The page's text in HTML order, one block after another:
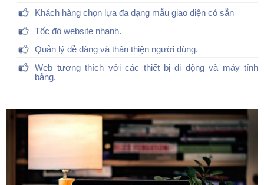
Khách hàng chọn lựa đa dạng mẫu giao diện có sẵn
Tốc độ website nhanh.
Quản lý dễ dàng và thân thiện người dùng.
Web tương thích với các thiết bị di động và máy tính
bảng.